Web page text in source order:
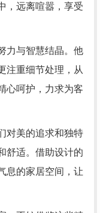
，远离喧嚣，享受
力与智慧结晶。他
注重细节处理，从
心呵护，力求为客
对美的追求和独特
舒适。借助设计的
息的家居空间，让